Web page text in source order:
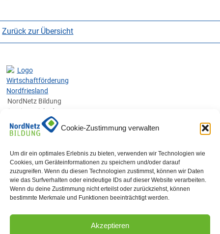
Cookie-Zustimmung verwalten
Um dir ein optimales Erlebnis zu bieten, verwenden wir Technologien wie
Cookies, um Geräteinformationen zu speichern und/oder darauf
zuzugreifen. Wenn du diesen Technologien zustimmst, können wir Daten
wie das Surfverhalten oder eindeutige IDs auf dieser Website verarbeiten.
Wenn du deine Zustimmung nicht erteilst oder zurückziehst, können
bestimmte Merkmale und Funktionen beeinträchtigt werden.
Akzeptieren
Zurück zur Übersicht
NordNetz Bildung
ist ein Projekt der
WFG-NF
Wirtschaftsförderungsgesellschaft
mbH.
Tel.: 04841 66
85 26
Datenschutz